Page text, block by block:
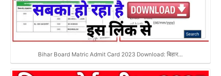
Bihar Board Matric Admit Card 2023 Download: बिहार…